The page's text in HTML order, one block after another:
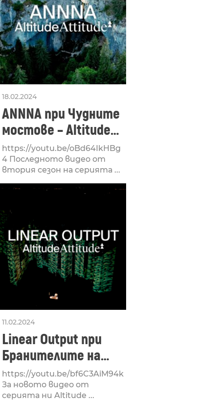
18.02.2024
ANNNA при Чудните
мостове – Altitude
Attitude
https://youtu.be/oBd64IkHBg
4 Последното видео от
втория сезон на серията ...
11.02.2024
Linear Output при
Бранителите на
Стара Загора –
Altitude Attitude
https://youtu.be/bf6C3AiM94k
За новото видео от
серията ни Altitude ...